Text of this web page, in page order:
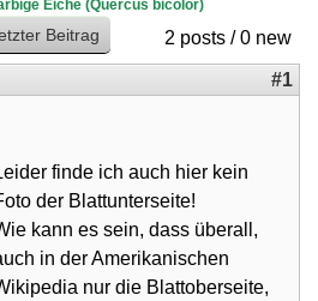
Eiche (Quercus bicolor)
2 posts / 0 new
Beitrag
#1
finde ich auch hier kein
der Blattunterseite!
kann es sein, dass überall,
in der Amerikanischen
nur die Blattoberseite,